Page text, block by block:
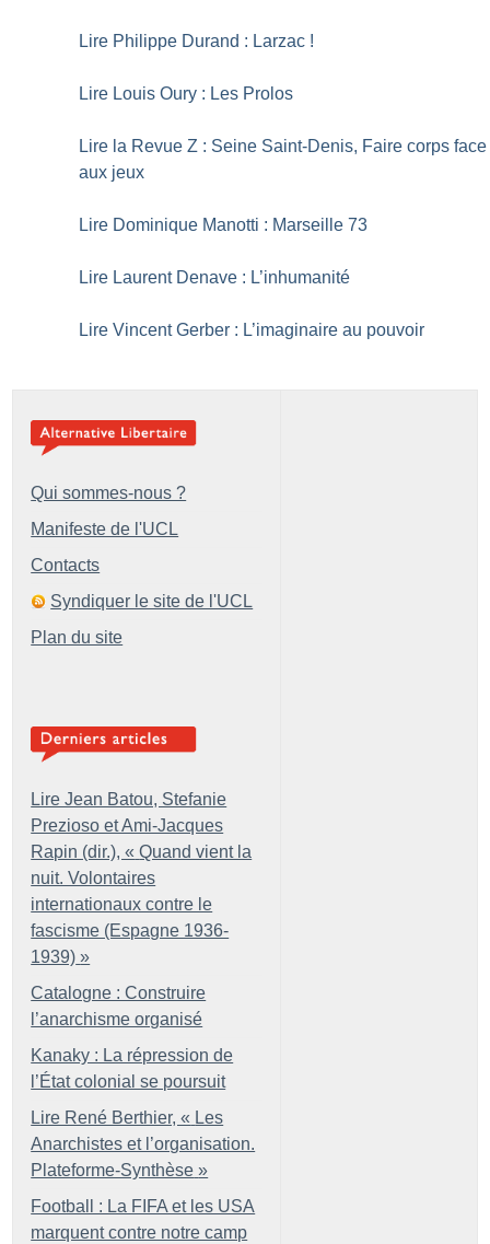
Lire Philippe Durand : Larzac !
Lire Louis Oury : Les Prolos
Lire la Revue Z : Seine Saint-Denis, Faire corps face
aux jeux
Lire Dominique Manotti : Marseille 73
Lire Laurent Denave : L’inhumanité
Lire Vincent Gerber : L’imaginaire au pouvoir
Qui sommes-nous ?
Manifeste de l'UCL
Contacts
Syndiquer le site de l'UCL
Plan du site
Lire Jean Batou, Stefanie
Prezioso et Ami-Jacques
Rapin (dir.), « Quand vient la
nuit. Volontaires
internationaux contre le
fascisme (Espagne 1936-
1939) »
Catalogne : Construire
l’anarchisme organisé
Kanaky : La répression de
l’État colonial se poursuit
Lire René Berthier, « Les
Anarchistes et l’organisation.
Plateforme-Synthèse »
Football : La FIFA et les USA
marquent contre notre camp